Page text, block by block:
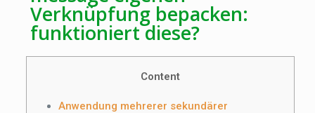
Verknüpfung bepacken:
funktioniert diese?
Content
Anwendung mehrerer sekundärer